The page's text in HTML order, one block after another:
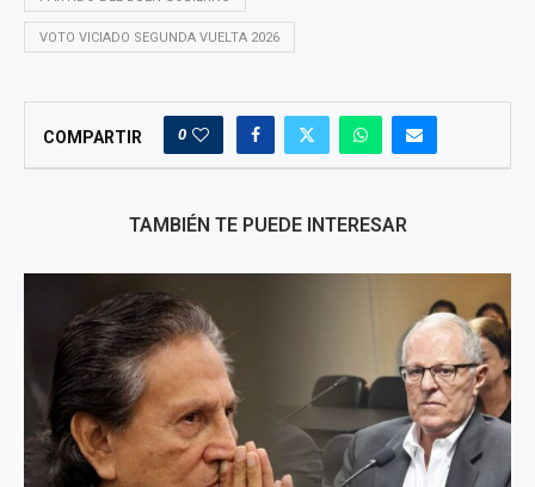
VOTO VICIADO SEGUNDA VUELTA 2026
COMPARTIR 0
TAMBIÉN TE PUEDE INTERESAR